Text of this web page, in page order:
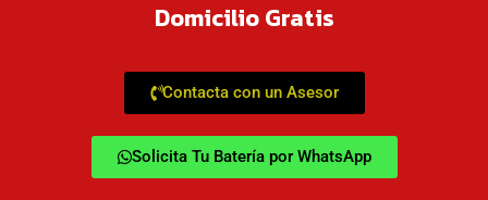
Domicilio Gratis
Contacta con un Asesor
Solicita Tu Batería por WhatsApp